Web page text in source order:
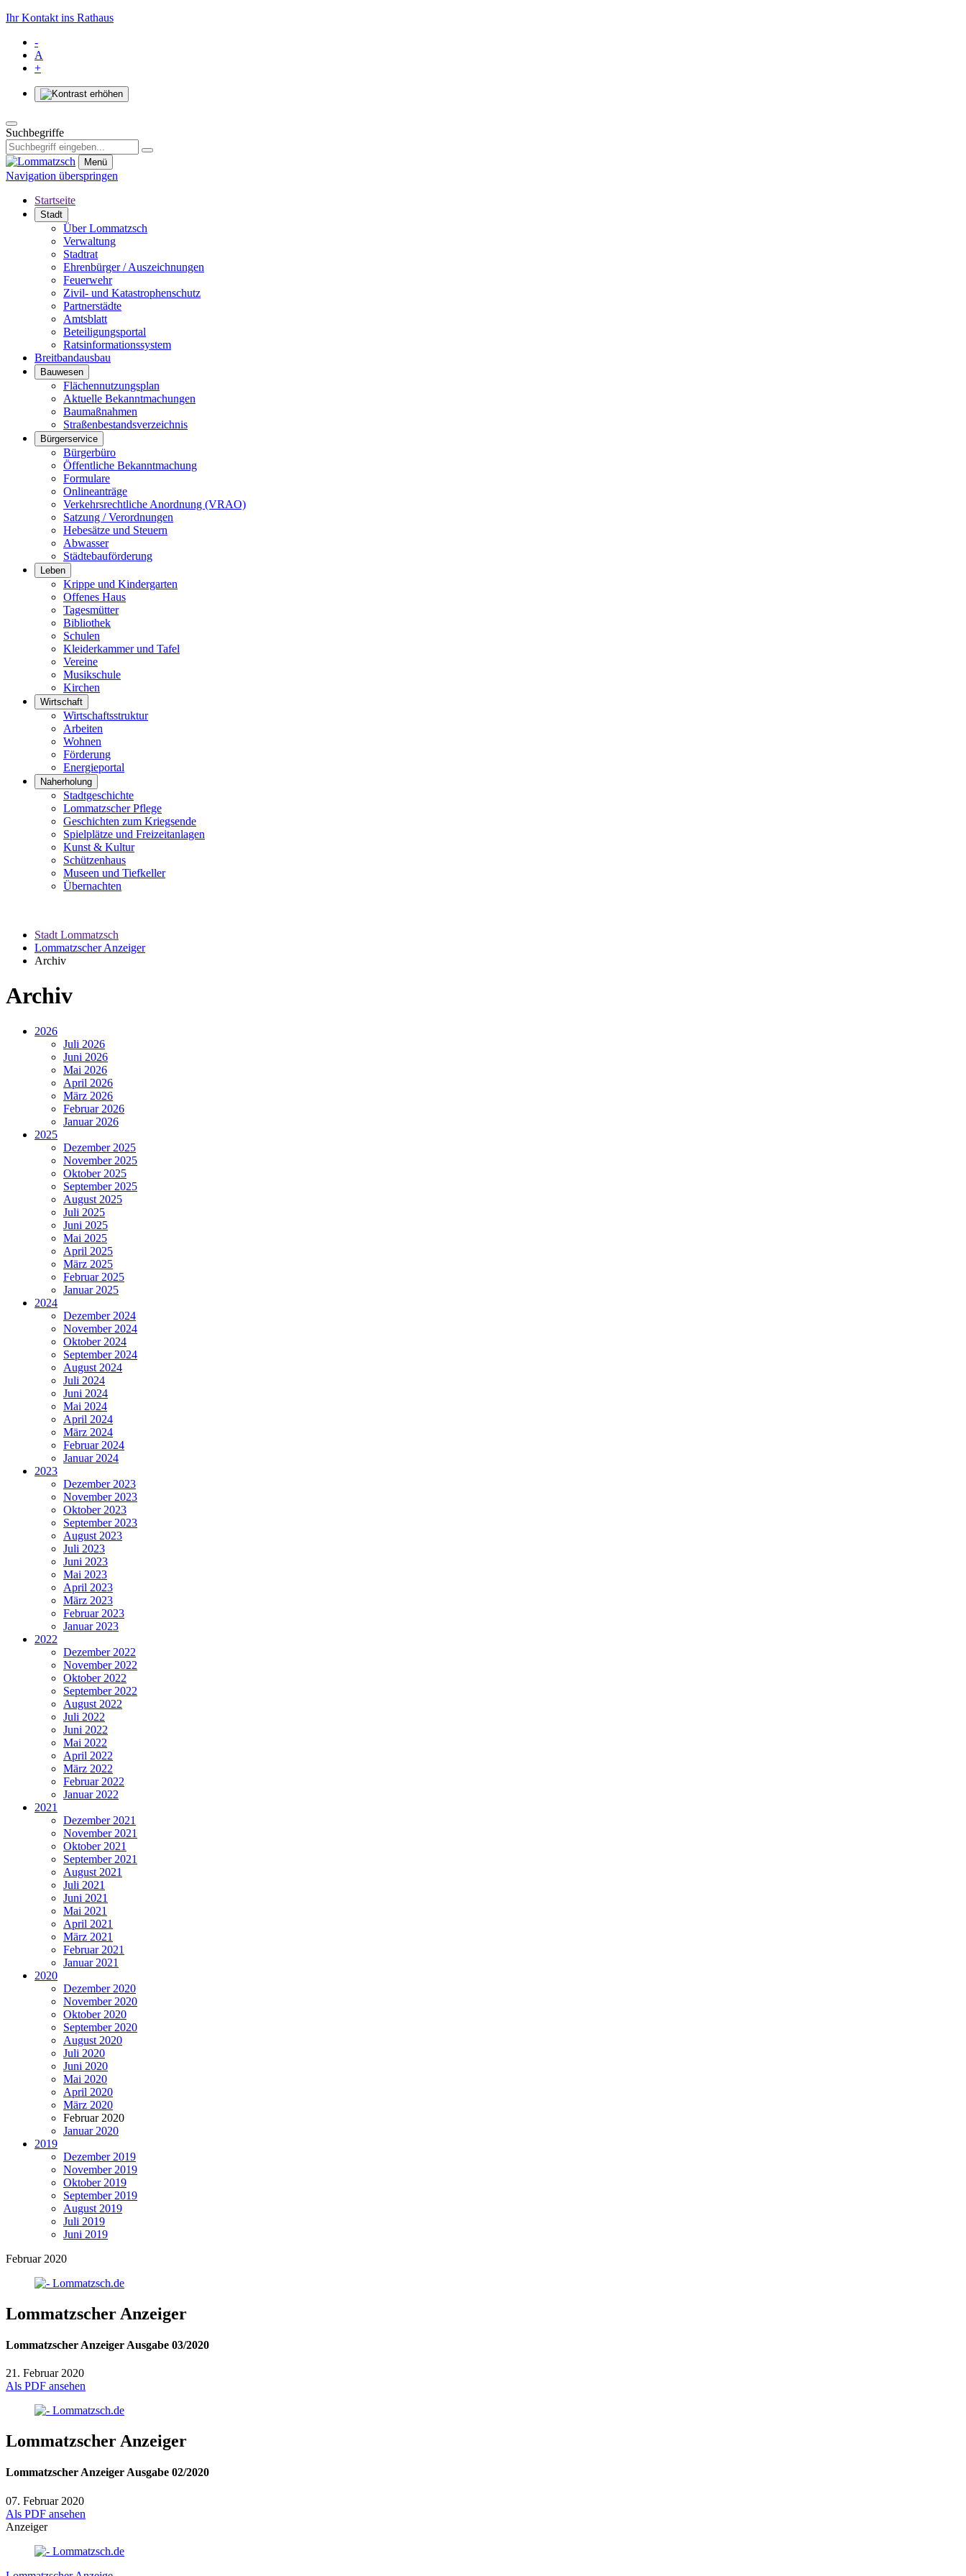
Ihr Kontakt ins Rathaus
-
A
+
Suchbegriffe
Menü
Navigation überspringen
Startseite
Stadt
Über Lommatzsch
Verwaltung
Stadtrat
Ehrenbürger / Auszeichnungen
Feuerwehr
Zivil- und Katastrophenschutz
Partnerstädte
Amtsblatt
Beteiligungsportal
Ratsinformationssystem
Breitbandausbau
Bauwesen
Flächennutzungsplan
Aktuelle Bekanntmachungen
Baumaßnahmen
Straßenbestandsverzeichnis
Bürgerservice
Bürgerbüro
Öffentliche Bekanntmachung
Formulare
Onlineanträge
Verkehrsrechtliche Anordnung (VRAO)
Satzung / Verordnungen
Hebesätze und Steuern
Abwasser
Städtebauförderung
Leben
Krippe und Kindergarten
Offenes Haus
Tagesmütter
Bibliothek
Schulen
Kleiderkammer und Tafel
Vereine
Musikschule
Kirchen
Wirtschaft
Wirtschaftsstruktur
Arbeiten
Wohnen
Förderung
Energieportal
Naherholung
Stadtgeschichte
Lommatzscher Pflege
Geschichten zum Kriegsende
Spielplätze und Freizeitanlagen
Kunst & Kultur
Schützenhaus
Museen und Tiefkeller
Übernachten
Stadt Lommatzsch
Lommatzscher Anzeiger
Archiv
Archiv
2026
Juli 2026
Juni 2026
Mai 2026
April 2026
März 2026
Februar 2026
Januar 2026
2025
Dezember 2025
November 2025
Oktober 2025
September 2025
August 2025
Juli 2025
Juni 2025
Mai 2025
April 2025
März 2025
Februar 2025
Januar 2025
2024
Dezember 2024
November 2024
Oktober 2024
September 2024
August 2024
Juli 2024
Juni 2024
Mai 2024
April 2024
März 2024
Februar 2024
Januar 2024
2023
Dezember 2023
November 2023
Oktober 2023
September 2023
August 2023
Juli 2023
Juni 2023
Mai 2023
April 2023
März 2023
Februar 2023
Januar 2023
2022
Dezember 2022
November 2022
Oktober 2022
September 2022
August 2022
Juli 2022
Juni 2022
Mai 2022
April 2022
März 2022
Februar 2022
Januar 2022
2021
Dezember 2021
November 2021
Oktober 2021
September 2021
August 2021
Juli 2021
Juni 2021
Mai 2021
April 2021
März 2021
Februar 2021
Januar 2021
2020
Dezember 2020
November 2020
Oktober 2020
September 2020
August 2020
Juli 2020
Juni 2020
Mai 2020
April 2020
März 2020
Februar 2020
Januar 2020
2019
Dezember 2019
November 2019
Oktober 2019
September 2019
August 2019
Juli 2019
Juni 2019
Februar 2020
Lommatzscher Anzeiger
Lommatzscher Anzeiger Ausgabe 03/2020
21. Februar 2020
Als PDF ansehen
Lommatzscher Anzeiger
Lommatzscher Anzeiger Ausgabe 02/2020
07. Februar 2020
Als PDF ansehen
Anzeiger